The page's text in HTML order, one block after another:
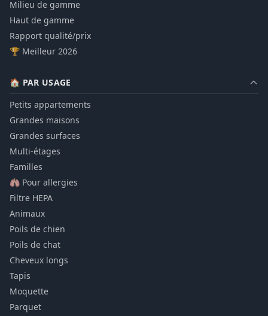
Milieu de gamme
Haut de gamme
Rapport qualité/prix
🏆 Meilleur 2026
🏠 PAR USAGE
Petits appartements
Grandes maisons
Grandes surfaces
Multi-étages
Familles
🫁 Pour allergies
Filtre HEPA
Animaux
Poils de chien
Poils de chat
Cheveux longs
Tapis
Moquette
Parquet